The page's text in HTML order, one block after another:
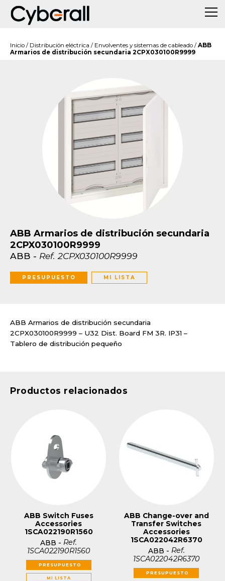
Inicio / Distribución eléctrica / Envolventes y sistemas de cableado / ABB
Armarios de distribución secundaria 2CPX030100R9999
ABB Armarios de distribución secundaria
2CPX030100R9999
ABB - Ref. 2CPX030100R9999
PRESUPUESTO MI LISTA
ABB Armarios de distribución secundaria
2CPX030100R9999 – U32 Dist. Board FM 3R. IP31 –
Tablero de distribución pequeño
Productos relacionados
ABB Switch Fuses
Accessories
1SCA022190R1560
ABB - Ref.
1SCA022190R1560
PRESUPUESTO
MI LISTA
ABB Change-over and
Transfer Switches
Accessories
1SCA022042R6370
ABB - Ref.
1SCA022042R6370
PRESUPUESTO